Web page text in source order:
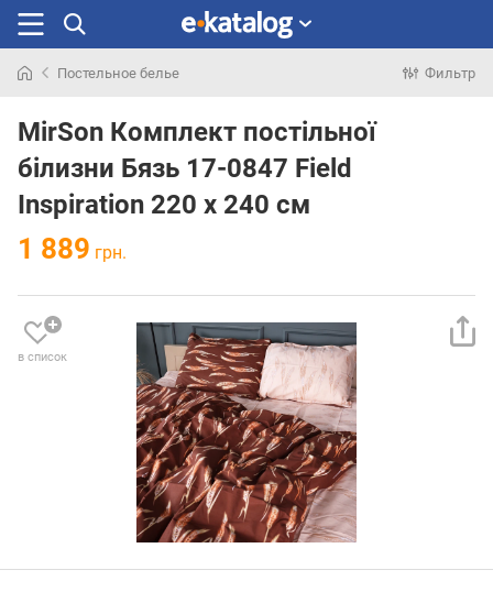
раньше
Постельное белье Фильтр
MirSon Комплект постільної
білизни Бязь 17-0847 Field
Inspiration 220 x 240 см
1 889 грн.
в список